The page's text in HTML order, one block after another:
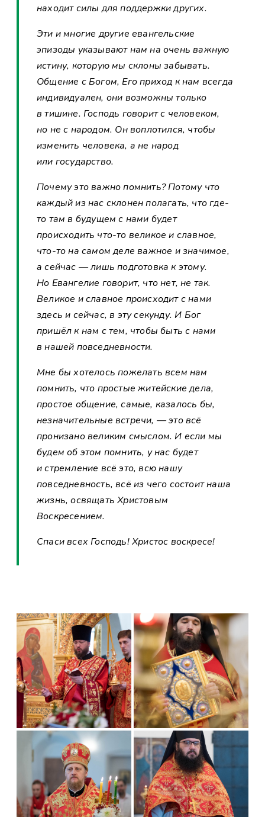
находит силы для поддержки других.
Эти и многие другие евангельские
эпизоды указывают нам на очень важную
истину, которую мы склоны забывать.
Общение с Богом, Его приход к нам всегда
индивидуален, они возможны только
в тишине. Господь говорит с человеком,
но не с народом. Он воплотился, чтобы
изменить человека, а не народ
или государство.
Почему это важно помнить? Потому что
каждый из нас склонен полагать, что где-
то там в будущем с нами будет
происходить что-то великое и славное,
что-то на самом деле важное и значимое,
а сейчас — лишь подготовка к этому.
Но Евангелие говорит, что нет, не так.
Великое и славное происходит с нами
здесь и сейчас, в эту секунду. И Бог
пришёл к нам с тем, чтобы быть с нами
в нашей повседневности.
Мне бы хотелось пожелать всем нам
помнить, что простые житейские дела,
простое общение, самые, казалось бы,
незначительные встречи, — это всё
пронизано великим смыслом. И если мы
будем об этом помнить, у нас будет
и стремление всё это, всю нашу
повседневность, всё из чего состоит наша
жизнь, освящать Христовым
Воскресением.
Спаси всех Господь! Христос воскресе!